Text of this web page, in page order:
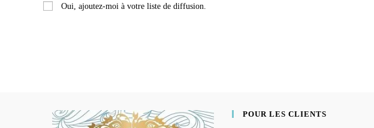
Oui, ajoutez-moi à votre liste de diffusion.
POUR LES CLIENTS